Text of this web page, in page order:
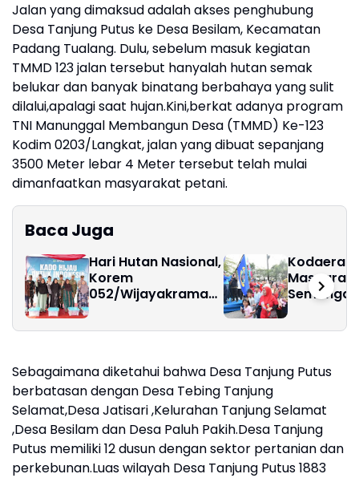
Jalan yang dimaksud adalah akses penghubung
Desa Tanjung Putus ke Desa Besilam, Kecamatan
Padang Tualang. Dulu, sebelum masuk kegiatan
TMMD 123 jalan tersebut hanyalah hutan semak
belukar dan banyak binatang berbahaya yang sulit
dilalui,apalagi saat hujan.Kini,berkat adanya program
TNI Manunggal Membangun Desa (TMMD) Ke-123
Kodim 0203/Langkat, jalan yang dibuat sepanjang
3500 Meter lebar 4 Meter tersebut telah mulai
dimanfaatkan masyarakat petani.
Baca Juga
Hari Hutan Nasional,
Korem
052/Wijayakrama
Sebagai "Kado
Kodaeral
Sebagaimana diketahui bahwa Desa Tanjung Putus
berbatasan dengan Desa Tebing Tanjung
Selamat,Desa Jatisari ,Kelurahan Tanjung Selamat
,Desa Besilam dan Desa Paluh Pakih.Desa Tanjung
Putus memiliki 12 dusun dengan sektor pertanian dan
perkebunan.Luas wilayah Desa Tanjung Putus 1883